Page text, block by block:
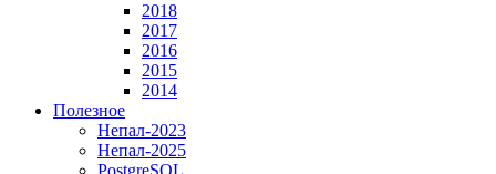
2018
2017
2016
2015
2014
Полезное
Непал-2023
Непал-2025
PostgreSQL